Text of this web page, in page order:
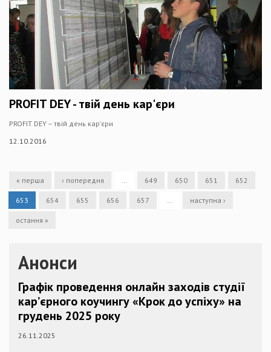
PROFIT DEY - твій день кар'єри
PROFIT DEY – твій день кар’єри
12.10.2016
« перша ‹ попередня 649 650 651 652
653 654 655 656 657 наступна ›
остання »
Анонси
Графік проведення онлайн заходів студії
кар’єрного коучингу «Крок до успіху» на
грудень 2025 року
26.11.2025